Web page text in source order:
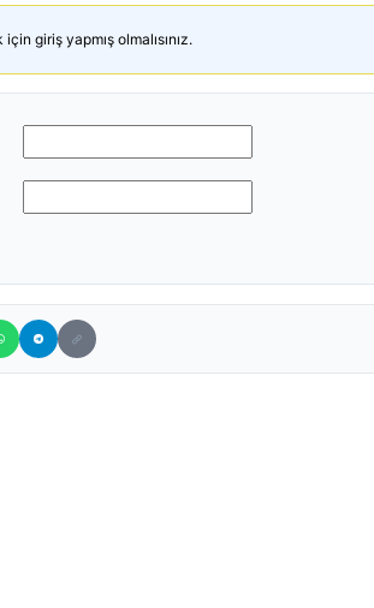
giriş yapmış olmalısınız.